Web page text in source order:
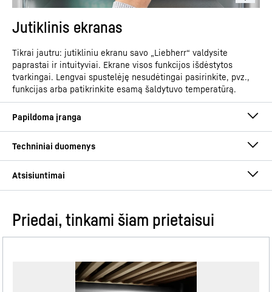
Jutiklinis ekranas
Tikrai jautru: jutikliniu ekranu savo „Liebherr“ valdysite
paprastai ir intuityviai. Ekrane visos funkcijos išdėstytos
tvarkingai. Lengvai spustelėję nesudėtingai pasirinkite, pvz.,
funkcijas arba patikrinkite esamą šaldytuvo temperatūrą.
Gaminių grupė
Šaldytuvo ir šaldiklio derinys
4016803126317
Eksploatacijos instrukcija
Priedai, tinkami šiam prietaisui